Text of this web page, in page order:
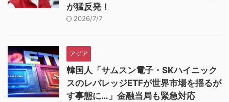
が猛反発！
2026/7/7
アジア
韓国人「サムスン電子・SKハイニック
スのレバレッジETFが世界市場を揺るが
す事態に…」金融当局も緊急対応